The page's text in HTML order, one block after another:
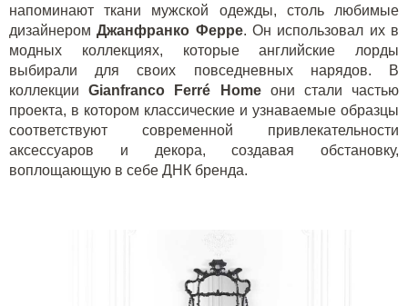
напоминают ткани мужской одежды, столь любимые
дизайнеромДжанфранко Ферре. Он использовал их в
модных коллекциях, которые английские лорды
выбирали для своих повседневных нарядов. В
коллекцииGianfranco Ferré Homeони стали частью
проекта, в котором классические и узнаваемые образцы
соответствуют современной привлекательности
аксессуаров и декора, создавая обстановку,
воплощающую в себе ДНК бренда.